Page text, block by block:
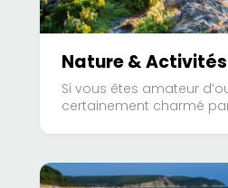
Nature &
Si vous êtes amateur
certainement charmé